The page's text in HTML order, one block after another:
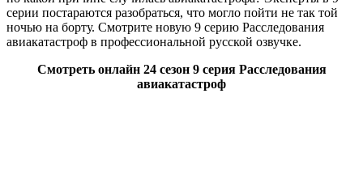
серии постараются разобраться, что могло пойти не так той
ночью на борту. Смотрите новую 9 серию Расследования
авиакатастроф в профессиональной русской озвучке.
Смотреть онлайн 24 сезон 9 серия Расследования
авиакатастроф